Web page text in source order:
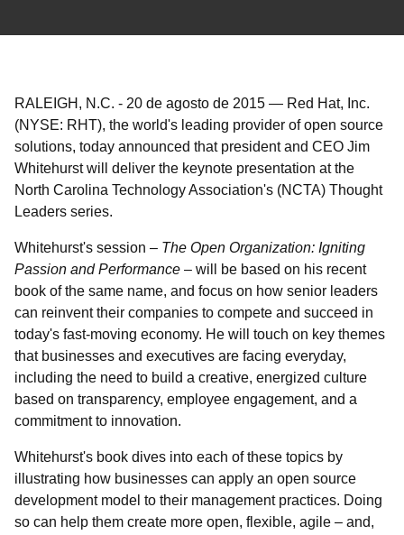
RALEIGH, N.C. - 20 de agosto de 2015 — Red Hat, Inc.
(NYSE: RHT), the world's leading provider of open source
solutions, today announced that president and CEO Jim
Whitehurst will deliver the keynote presentation at the
North Carolina Technology Association's (NCTA) Thought
Leaders series.
Whitehurst's session – The Open Organization: Igniting
Passion and Performance – will be based on his recent
book of the same name, and focus on how senior leaders
can reinvent their companies to compete and succeed in
today's fast-moving economy. He will touch on key themes
that businesses and executives are facing everyday,
including the need to build a creative, energized culture
based on transparency, employee engagement, and a
commitment to innovation.
Whitehurst's book dives into each of these topics by
illustrating how businesses can apply an open source
development model to their management practices. Doing
so can help them create more open, flexible, agile – and,